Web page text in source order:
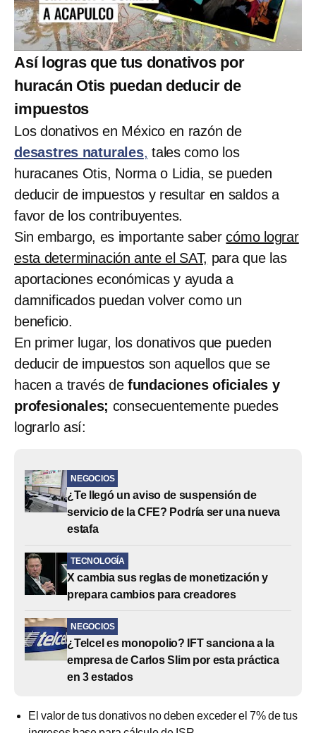
Así logras que tus donativos por
huracán Otis puedan deducir de
impuestos
Los donativos en México en razón de
desastres naturales, tales como los
huracanes Otis, Norma o Lidia, se pueden
deducir de impuestos y resultar en saldos a
favor de los contribuyentes.
Sin embargo, es importante sabercómo lograr
esta determinación ante el SAT, para que las
aportaciones económicas y ayuda a
damnificados puedan volver como un
beneficio.
En primer lugar, los donativos que pueden
deducir de impuestos son aquellos que se
hacen a través de fundaciones oficiales y
profesionales; consecuentemente puedes
lograrlo así:
NEGOCIOS
¿Te llegó un aviso de suspensión de
servicio de la CFE? Podría ser una nueva
estafa
TECNOLOGÍA
X cambia sus reglas de monetización y
prepara cambios para creadores
NEGOCIOS
¿Telcel es monopolio? IFT sanciona a la
empresa de Carlos Slim por esta práctica
en 3 estados
El valor de tus donativos no deben exceder el 7% de tus